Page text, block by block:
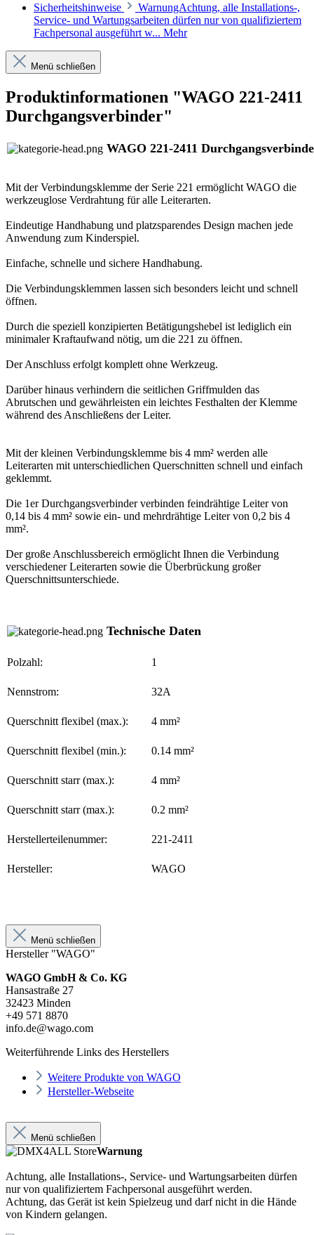
Sicherheitshinweise
WarnungAchtung, alle Installations-,
Service- und Wartungsarbeiten dürfen nur von qualifiziertem
Fachpersonal ausgeführt w... Mehr
Menü schließen
Produktinformationen "WAGO 221-2411
Durchgangsverbinder"
WAGO 221-2411
Mit der Verbindungsklemme der Serie 221 ermöglicht WAGO die
werkzeuglose Verdrahtung für alle Leiterarten.
Eindeutige Handhabung und platzsparendes Design machen jede
Anwendung zum Kinderspiel.
Einfache, schnelle und sichere Handhabung.
Die Verbindungsklemmen lassen sich besonders leicht und schnell
öffnen.
Durch die speziell konzipierten Betätigungshebel ist lediglich ein
minimaler Kraftaufwand nötig, um die 221 zu öffnen.
Der Anschluss erfolgt komplett ohne Werkzeug.
Darüber hinaus verhindern die seitlichen Griffmulden das
Abrutschen und gewährleisten ein leichtes Festhalten der Klemme
während des Anschließens der Leiter.
Mit der kleinen Verbindungsklemme bis 4 mm² werden alle
Leiterarten mit unterschiedlichen Querschnitten schnell und einfach
geklemmt.
Die 1er Durchgangsverbinder verbinden feindrähtige Leiter von
0,14 bis 4 mm² sowie ein- und mehrdrähtige Leiter von 0,2 bis 4
mm².
Der große Anschlussbereich ermöglicht Ihnen die Verbindung
verschiedener Leiterarten sowie die Überbrückung großer
Querschnittsunterschiede.
Technische Daten
Polzahl: 1
Nennstrom: 32A
Querschnitt flexibel (max.): 4 mm²
Querschnitt flexibel (min.): 0.14 mm²
Querschnitt starr (max.): 4 mm²
Querschnitt starr (max.): 0.2 mm²
Herstellerteilenummer: 221-2411
Hersteller: WAGO
Menü schließen
Hersteller "WAGO"
WAGO GmbH & Co. KG
Hansastraße 27
32423 Minden
+49 571 8870
info.de@wago.com
Weiterführende Links des Herstellers
Weitere Produkte von WAGO
Hersteller-Webseite
Menü schließen
Warnung
Achtung, alle Installations-, Service- und Wartungsarbeiten dürfen
nur von qualifiziertem Fachpersonal ausgeführt werden.
Achtung, das Gerät ist kein Spielzeug und darf nicht in die Hände
von Kindern gelangen.